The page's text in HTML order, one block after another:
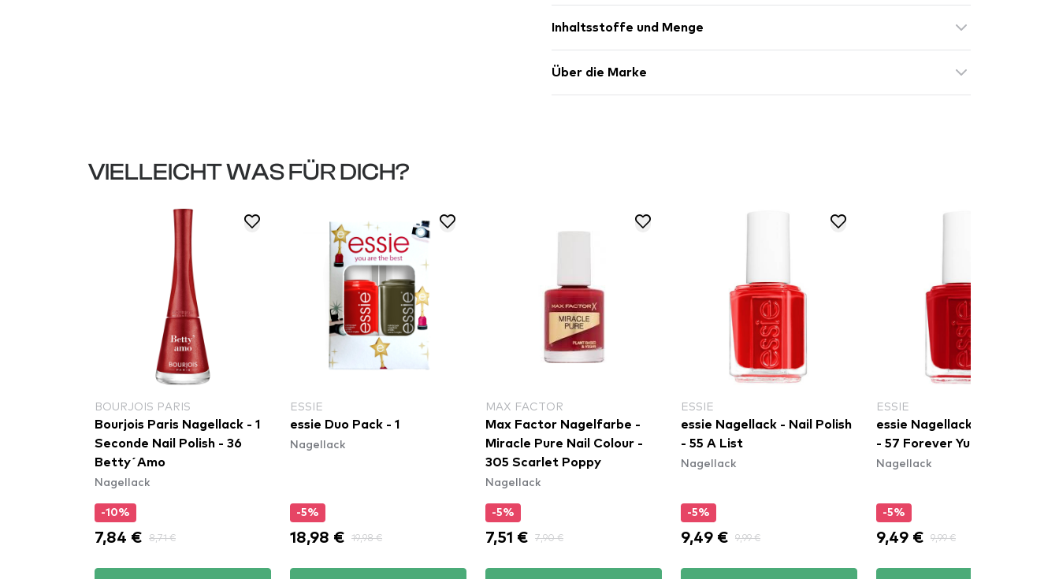
Inhaltsstoffe und Menge
Über die Marke
VIELLEICHT WAS FÜR DICH?
BOURJOIS PARIS
Bourjois Paris Nagellack - 1
Seconde Nail Polish - 36
Betty´Amo
Nagellack
-10%
7,84 € 8,71 €
ESSIE
essie Duo Pack - 1
Nagellack
-5%
18,98 € 19,98 €
MAX FACTOR
Max Factor Nagelfarbe -
Miracle Pure Nail Colour -
305 Scarlet Poppy
Nagellack
-5%
7,51 € 7,90 €
ESSIE
essie Nagellack - Nail Polish
- 55 A List
Nagellack
-5%
9,49 € 9,99 €
ESSIE
essie Nagellack - Nail Polish
- 57 Forever Yummy
Nagellack
-5%
9,49 € 9,99 €